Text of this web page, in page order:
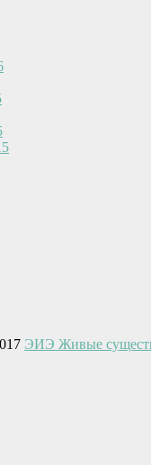
ЭИЭ Живые